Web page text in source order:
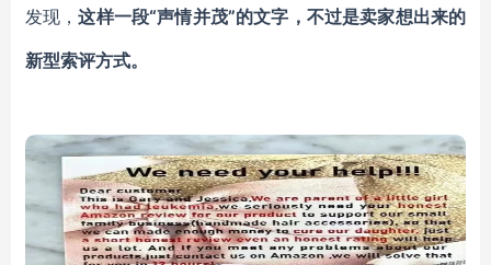
发现，这样一段“声情并茂”的文字，不过是卖家想出来的
新型索评方式。